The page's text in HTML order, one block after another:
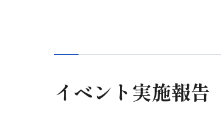
イベント実施報告